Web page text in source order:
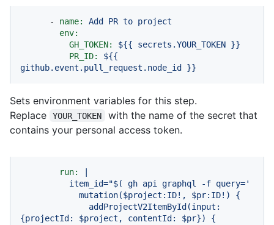
- name: Add PR to project
env:
GH_TOKEN:
${{ secrets.YOUR_TOKEN }}
PR_ID:
${{
github.event.pull_request.node_id }}
Sets environment variables for this step.
Replace
YOUR_TOKEN
with the name of the secret that
contains your personal access token.
run:
|
{projectId: $project, contentId: $pr}) {